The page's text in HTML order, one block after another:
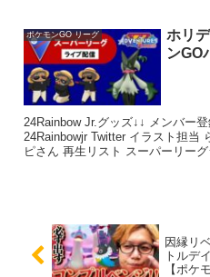
ポケモンGO リーグ
ホリ
ンGO
24Rainbow Jr.グッズ↓↓ メンバー
24Rainbowjr Twitter イラスト担当
ピさん 再生リスト スーパーリー
因縁リ
トルデ
【ポケ